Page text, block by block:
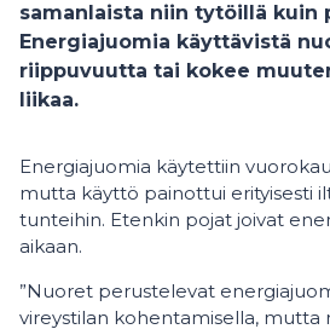
samanlaista niin tytöillä kuin
Energiajuomia käyttävistä
riippuvuutta tai kokee
liikaa.
Energiajuomia käytettiin
mutta käyttö painottui erityisesti
tunteihin. Etenkin pojat joivat
aikaan.
”Nuoret perustelevat
vireystilan kohentamisella, mutta